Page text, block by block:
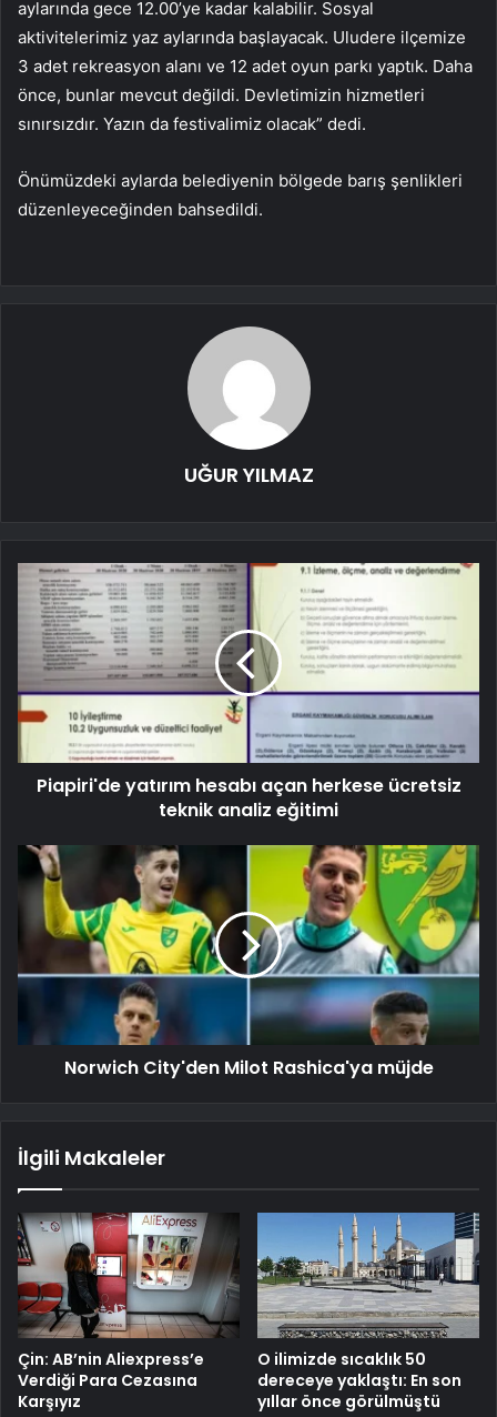
aylarında gece 12.00’ye kadar kalabilir. Sosyal
aktivitelerimiz yaz aylarında başlayacak. Uludere ilçemize
3 adet rekreasyon alanı ve 12 adet oyun parkı yaptık. Daha
önce, bunlar mevcut değildi. Devletimizin hizmetleri
sınırsızdır. Yazın da festivalimiz olacak” dedi.
Önümüzdeki aylarda belediyenin bölgede barış şenlikleri
düzenleyeceğinden bahsedildi.
UĞUR YILMAZ
Piapiri'de yatırım hesabı açan herkese ücretsiz
teknik analiz eğitimi
Norwich City'den Milot Rashica'ya müjde
İlgili Makaleler
Çin: AB’nin Aliexpress’e
Verdiği Para Cezasına
Karşıyız
O ilimizde sıcaklık 50
dereceye yaklaştı: En son
yıllar önce görülmüştü